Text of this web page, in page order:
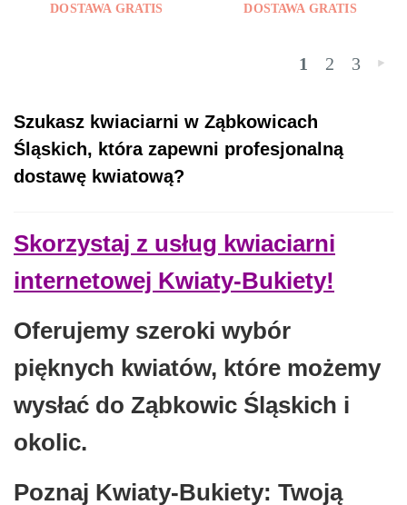
DOSTAWA GRATIS DOSTAWA GRATIS
1 2 3 »
Szukasz kwiaciarni w Ząbkowicach
Śląskich, która zapewni profesjonalną
dostawę kwiatową?
Skorzystaj z usług kwiaciarni
internetowej Kwiaty-Bukiety!
Oferujemy szeroki wybór
pięknych kwiatów, które możemy
wysłać do Ząbkowic Śląskich i
okolic.
Poznaj Kwiaty-Bukiety: Twoją